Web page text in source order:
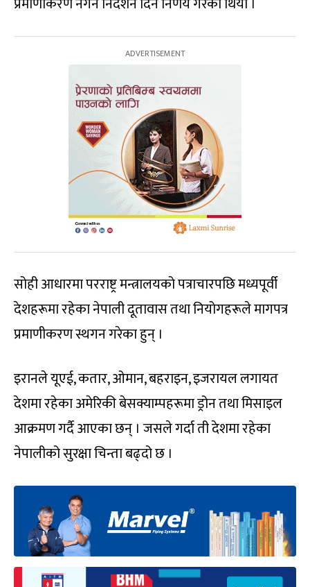
सोही आधारमा परराष्ट्र मन्त्रालयको पत्राचारपछि मध्यपूर्वी
देशहरूमा रहेका नेपाली दूतावास तथा नियोगहरूले मागपत्र
प्रमाणीकरण स्थगन गरेका हुन् ।
इरानले यूएई, कतार, ओमान, बहराइन, इजरायल लगायत
देशमा रहेका अमेरिकी बेसक्याम्पहरूमा ड्रोन तथा मिसाइल
आक्रमण गर्दै आएका छन् । जसले गर्दा ती देशमा रहेका
नेपालीको सुरक्षा चिन्ता बढ्दो छ ।